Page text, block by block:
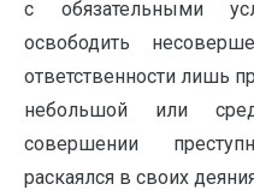
с обязательными
освободить
ответственности лишь
небольшой или
совершении
раскаялся в своих